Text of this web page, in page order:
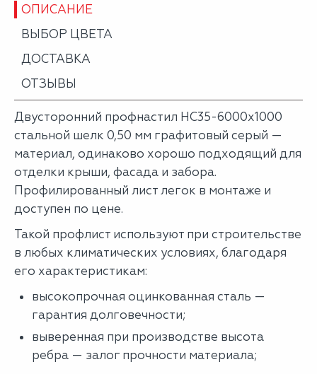
ОПИСАНИЕ
ВЫБОР ЦВЕТА
ДОСТАВКА
ОТЗЫВЫ
Двусторонний профнастил НС35-6000х1000
стальной шелк 0,50 мм графитовый серый —
материал, одинаково хорошо подходящий для
отделки крыши, фасада и забора.
Профилированный лист легок в монтаже и
доступен по цене.
Такой профлист используют при строительстве
в любых климатических условиях, благодаря
его характеристикам:
высокопрочная оцинкованная сталь —
гарантия долговечности;
выверенная при производстве высота
ребра — залог прочности материала;